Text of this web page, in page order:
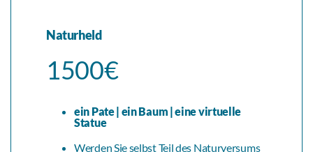
Naturheld
1500€
ein Pate | ein Baum | eine virtuelle
Statue
Werden Sie selbst Teil des Naturversums